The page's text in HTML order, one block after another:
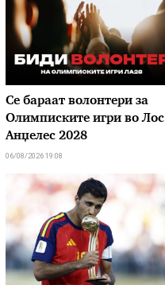
Се бараат волонтери за
Олимписките игри во Лос
Анџелес 2028
06/08/2026 19:08